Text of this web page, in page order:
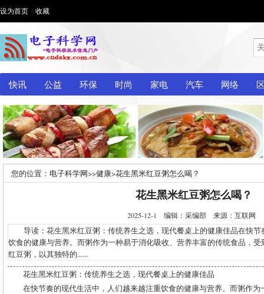
设为首页 收藏
快讯 公益 环保 时尚 家电 汽车 网络
您的位置： 电子科学网>>健康>花生黑米红豆粥怎么喝？
花生黑米红豆粥怎么喝？
2025-12-1 编辑：采编部 来源：互联网
导读：花生黑米红豆粥：传统养生之选，现代餐桌上的健康佳品在快节
饮食的健康与营养。而粥作为一种易于消化吸收、营养丰富的传统食品，
红豆粥，以其独特的......
花生黑米红豆粥：传统养生之选，现代餐桌上的健康佳品
在快节奏的现代生活中，人们越来越注重饮食的健康与营养。而粥作